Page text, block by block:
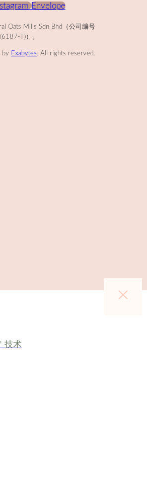
Envelope
Oats Mills Sdn Bhd（公司编号
T)）。
by Exabytes. All rights reserved.
技术